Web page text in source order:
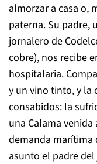
almorzar a casa o,
paterna. Su padre,
jornalero de
cobre), nos recibe
hospitalaria.
y un vino tinto, y la
consabidos: la
una Calama
demanda marítima
asunto el padre